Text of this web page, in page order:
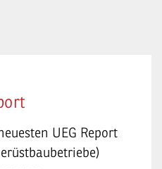
UEG Report